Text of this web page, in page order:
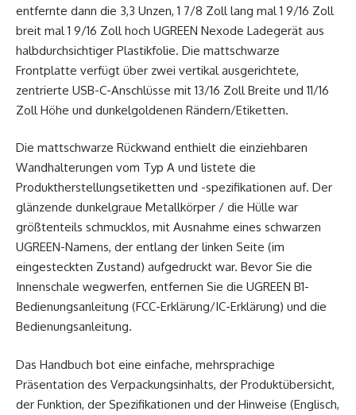
entfernte dann die 3,3 Unzen, 1 7/8 Zoll lang mal 1 9/16 Zoll
breit mal 1 9/16 Zoll hoch UGREEN Nexode Ladegerät aus
halbdurchsichtiger Plastikfolie. Die mattschwarze
Frontplatte verfügt über zwei vertikal ausgerichtete,
zentrierte USB-C-Anschlüsse mit 13/16 Zoll Breite und 11/16
Zoll Höhe und dunkelgoldenen Rändern/Etiketten.
Die mattschwarze Rückwand enthielt die einziehbaren
Wandhalterungen vom Typ A und listete die
Produktherstellungsetiketten und -spezifikationen auf. Der
glänzende dunkelgraue Metallkörper / die Hülle war
größtenteils schmucklos, mit Ausnahme eines schwarzen
UGREEN-Namens, der entlang der linken Seite (im
eingesteckten Zustand) aufgedruckt war. Bevor Sie die
Innenschale wegwerfen, entfernen Sie die UGREEN B1-
Bedienungsanleitung (FCC-Erklärung/IC-Erklärung) und die
Bedienungsanleitung.
Das Handbuch bot eine einfache, mehrsprachige
Präsentation des Verpackungsinhalts, der Produktübersicht,
der Funktion, der Spezifikationen und der Hinweise (Englisch,